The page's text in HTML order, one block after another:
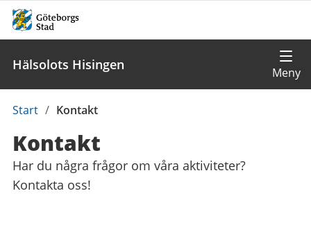
Hälsolots Hisingen
Du
här:
Start / Kontakt
Kontakt
Har du några frågor om våra aktiviteter?
Kontakta oss!